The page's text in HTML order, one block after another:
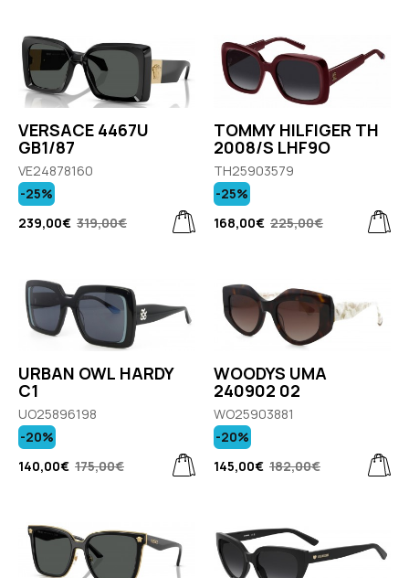
VERSACE 4467U
GB1/87
VE24878160
239,00€ 319,00€
-25%
TOMMY HILFIGER TH
2008/S LHF9O
TH25903579
168,00€ 225,00€
-25%
URBAN OWL HARDY
C1
UO25896198
140,00€ 175,00€
-20%
WOODYS UMA
240902 02
WO25903881
145,00€ 182,00€
-20%